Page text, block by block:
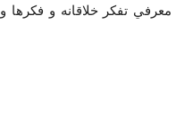
تفكر خلاقانه و فكرها و